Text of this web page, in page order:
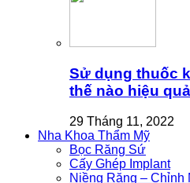
Sử dụng thuốc
thế nào hiệu quả
29 Tháng 11, 2022
Nha Khoa Thẩm Mỹ
Bọc Răng Sứ
Cấy Ghép Implant
Niềng Răng – Chỉnh